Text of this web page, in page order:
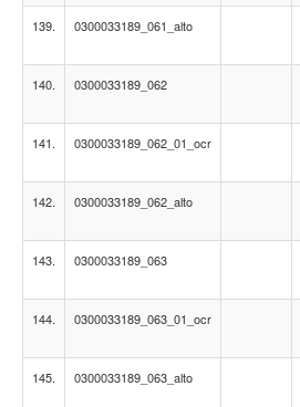
139. 0300033189_061_alto
140. 0300033189_062
141. 0300033189_062_01_ocr
142. 0300033189_062_alto
143. 0300033189_063
144. 0300033189_063_01_ocr
145. 0300033189_063_alto